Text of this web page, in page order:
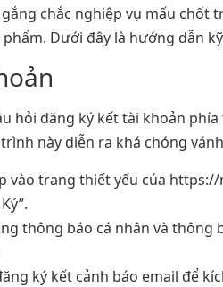
chắc nghiệp vụ mấu chốt
Dưới đây là hướng dẫn
hỏi đăng ký kết tài khoản
này diễn ra khá chóng
vào trang thiết yếu của
thông báo cá nhân và thông
ký kết cảnh báo email để